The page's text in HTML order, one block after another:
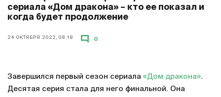
сериала «Дом дракона» – кто ее показал и
когда будет продолжение
24 ОКТЯБРЯ 2022, 08:18 0
Завершился первый сезон сериала «Дом дракона».
Десятая серия стала для него финальной. Она